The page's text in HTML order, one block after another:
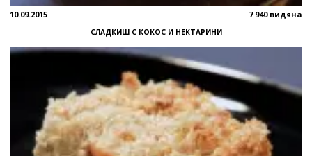
10.09.2015 7 940 видяна
СЛАДКИШ С КОКОС И НЕКТАРИНИ